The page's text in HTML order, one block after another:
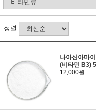
정렬
나아신아마
(비타민 B3)
12,000원